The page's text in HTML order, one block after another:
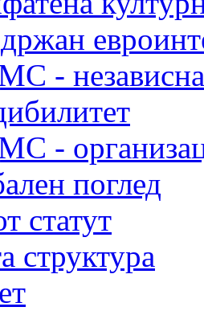
- независна
-
поглед
статут
структура